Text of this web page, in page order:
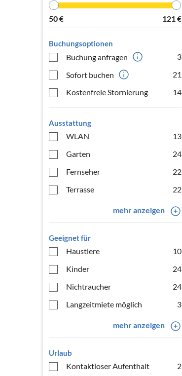
50€ 121€
Buchungsoptionen
Buchung anfragen
3
Sofort buchen
21
Kostenfreie Stornierung
14
Ausstattung
WLAN
13
Garten
24
Fernseher
22
Terrasse
22
mehr anzeigen
Geeignet für
Haustiere
10
Kinder
24
Nichtraucher
24
Langzeitmiete möglich
3
mehr anzeigen
Urlaub
Kontaktloser Aufenthalt
2